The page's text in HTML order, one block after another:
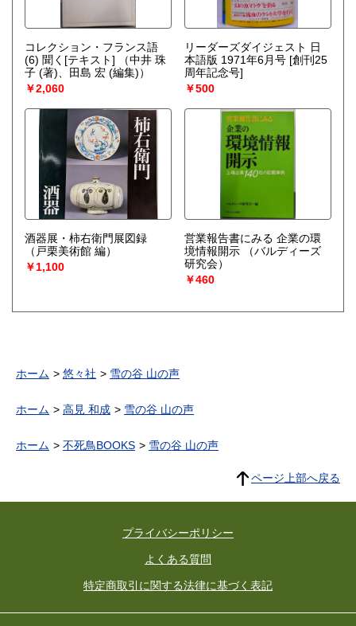
コレクション・フランス語
(6) 聞く[テキスト]
（中井 珠
子 (著)、田島 宏 (編集)）
￥2,060
リーダーズダイジェスト 日
本語版 1971年6月号 [創刊25
周年記念号]
￥500
酒器展・柿右衛門展図録
（戸栗美術館 編）
￥1,100
営業報告書にみる 企業の環
境情報開示
（バルディーズ
研究会）
￥460
ホーム 悠々社 雪の谷 山の声
ホーム 高見 和成 雪の谷 山の声
ホーム 不死鳥BOOKS 雪の谷 山の声
ページ上部へ戻る
プライバシーポリシー
よくある質問
特定商取引に関する法律に基づく表記